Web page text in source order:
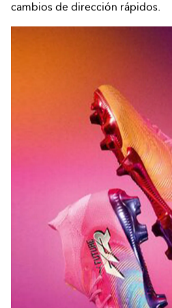
cambios de dirección rápidos.